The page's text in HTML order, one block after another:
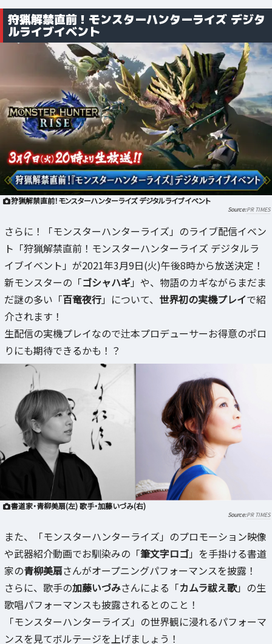
狩猟解禁直前！モンスターハンターライズ デジタ
ルライブイベント
狩猟解禁直前！モンスターハンターライズ デジタルライブイベント
PR TIMES
さらに！「モンスターハンターライズ」のライブ配信イベン
ト「狩猟解禁直前！モンスターハンターライズ デジタルラ
イブイベント」が2021年3月9日(火)午後8時から放送決定！
新モンスターの「ゴシャハギ」や、物語のカギながらまだま
だ謎の多い「百竜夜行」について、 世界初の実機プレイで紹
介されます！
生配信の実機プレイなので辻本プロデューサーお得意のポロ
りにも期待できるかも！？
書道家・青柳美扇(左) 歌手・加藤いづみ(右)
PR TIMES
また、「モンスターハンターライズ」のプロモーション映像
や武器紹介動画でお馴染みの「筆文字ロゴ」を手掛ける書道
家の青柳美扇さんがオープニングパフォーマンスを披露！
さらに、歌手の加藤いづみさんによる「カムラ祓え歌」の生
歌唱パフォーマンスも披露されるとのこと！
「モンスターハンターライズ」の世界観に浸れるパフォーマ
ンスを見てボルテージを上げましょう！